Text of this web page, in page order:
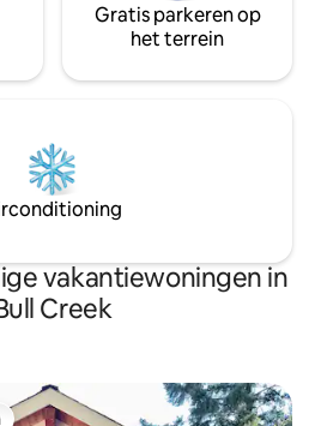
Gratis parkeren op
het terrein
vakantiewoningen in
Creek